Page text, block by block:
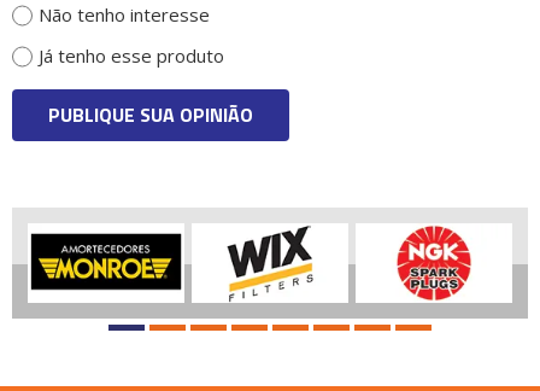
Não tenho interesse
Já tenho esse produto
PUBLIQUE SUA OPINIÃO